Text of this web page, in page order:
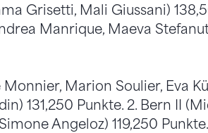
Grisetti, Mali Giussani)
Manrique, Maeva
Marion Soulier, Eva
131,250 Punkte. 2. Bern II
Angeloz) 119,250 Punkte.